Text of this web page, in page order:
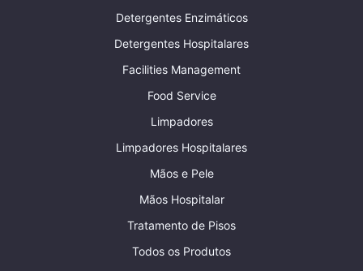
Detergentes Enzimáticos
Detergentes Hospitalares
Facilities Management
Food Service
Limpadores
Limpadores Hospitalares
Mãos e Pele
Mãos Hospitalar
Tratamento de Pisos
Todos os Produtos